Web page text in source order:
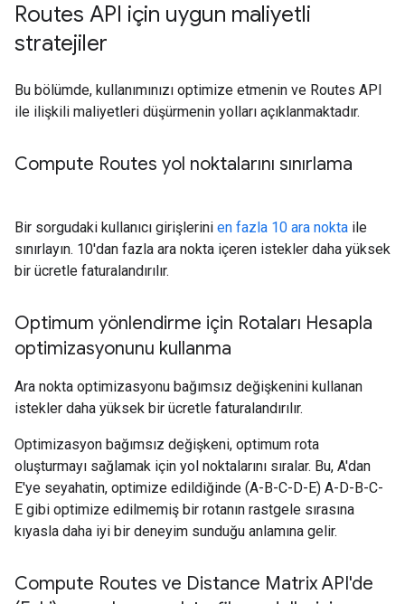
Routes API için uygun maliyetli
stratejiler
Bu bölümde, kullanımınızı optimize etmenin ve Routes API
ile ilişkili maliyetleri düşürmenin yolları açıklanmaktadır.
Compute Routes yol noktalarını sınırlama
Bir sorgudaki kullanıcı girişlerini en fazla 10 ara nokta ile
sınırlayın. 10'dan fazla ara nokta içeren istekler daha yüksek
bir ücretle faturalandırılır.
Optimum yönlendirme için Rotaları Hesapla
optimizasyonunu kullanma
Ara nokta optimizasyonu bağımsız değişkenini kullanan
istekler daha yüksek bir ücretle faturalandırılır.
Optimizasyon bağımsız değişkeni, optimum rota
oluşturmayı sağlamak için yol noktalarını sıralar. Bu, A'dan
E'ye seyahatin, optimize edildiğinde (A-B-C-D-E) A-D-B-C-
E gibi optimize edilmemiş bir rotanın rastgele sırasına
kıyasla daha iyi bir deneyim sunduğu anlamına gelir.
Compute Routes ve Distance Matrix API'de